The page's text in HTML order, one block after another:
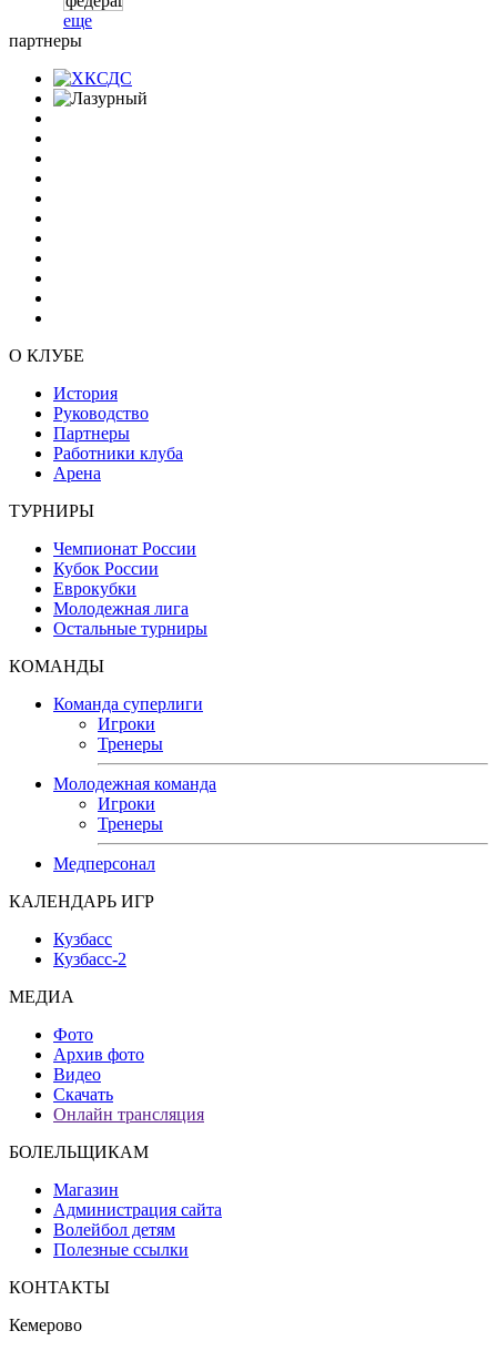
еще
партнеры
О КЛУБЕ
История
Руководство
Партнеры
Работники клуба
Арена
ТУРНИРЫ
Чемпионат России
Кубок России
Еврокубки
Молодежная лига
Остальные турниры
КОМАНДЫ
Команда суперлиги
Игроки
Тренеры
Молодежная команда
Игроки
Тренеры
Медперсонал
КАЛЕНДАРЬ ИГР
Кузбасс
Кузбасс-2
МЕДИА
Фото
Архив фото
Видео
Скачать
Онлайн трансляция
БОЛЕЛЬЩИКАМ
Магазин
Администрация сайта
Волейбол детям
Полезные ссылки
КОНТАКТЫ
Кемерово